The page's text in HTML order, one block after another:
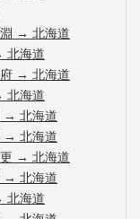
→ 北海道
北海道
→ 北海道
北海道
→ 北海道
→ 北海道
→ 北海道
→ 北海道
北海道